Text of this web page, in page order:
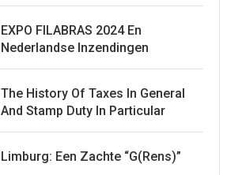
EXPO FILABRAS 2024 En
Nederlandse Inzendingen
The History Of Taxes In General
And Stamp Duty In Particular
Limburg: Een Zachte “G(rens)”